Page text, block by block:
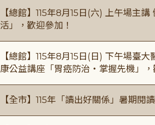
【總館】115年8月15日(六) 上午場主
活」，歡迎參加！
【總館】115年8月15日(日) 下午場臺
康公益講座「胃癌防治・掌握先機」，
【全市】115年「讀出好關係」暑期閱